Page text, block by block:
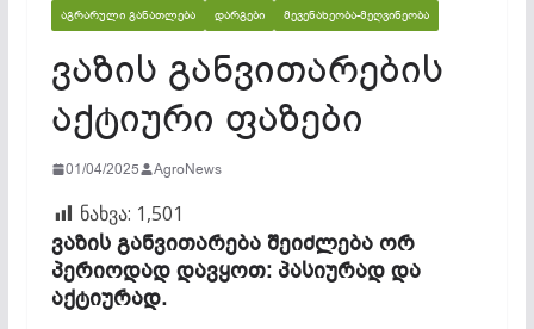
ᲐᲒᲠᲐᲠᲣᲚᲘ ᲒᲐᲜᲐᲗᲚᲔᲑᲐ ᲓᲐᲠᲒᲔᲑᲘ ᲛᲔᲕᲔᲜᲐᲮᲔᲝᲑᲐ-ᲛᲔᲦᲕᲘᲜᲔᲝᲑᲐ
ვაზის განვითარების
აქტიური ფაზები
01/04/2025 AgroNews
ნახვა: 1,501
ვაზის განვითარება შეიძლება ორ
პერიოდად დავყოთ: პასიურად და
აქტიურად.